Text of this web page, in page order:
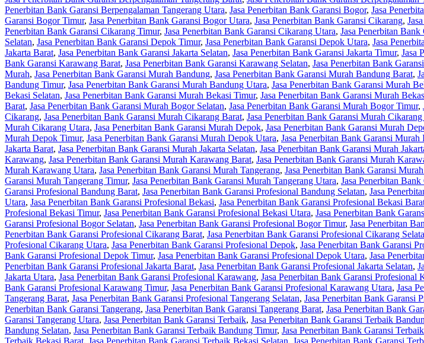
Penerbitan Bank Garansi Berpengalaman Tangerang Utara, Jasa Penerbitan Bank Garansi Bogor, Jasa
Garansi Bogor Timur, Jasa Penerbitan Bank Garansi Bogor Utara, Jasa Penerbitan Bank Garansi Cikarang,
Penerbitan Bank Garansi Cikarang Timur, Jasa Penerbitan Bank Garansi Cikarang Utara, Jasa Penerbitan
Selatan, Jasa Penerbitan Bank Garansi Depok Timur, Jasa Penerbitan Bank Garansi Depok Utara, Jasa
Jakarta Barat, Jasa Penerbitan Bank Garansi Jakarta Selatan, Jasa Penerbitan Bank Garansi Jakarta Timur, Jasa
Bank Garansi Karawang Barat, Jasa Penerbitan Bank Garansi Karawang Selatan, Jasa Penerbitan Bank
Murah, Jasa Penerbitan Bank Garansi Murah Bandung, Jasa Penerbitan Bank Garansi Murah Bandung Barat,
Bandung Timur, Jasa Penerbitan Bank Garansi Murah Bandung Utara, Jasa Penerbitan Bank Garansi Murah
Bekasi Selatan, Jasa Penerbitan Bank Garansi Murah Bekasi Timur, Jasa Penerbitan Bank Garansi Murah
Barat, Jasa Penerbitan Bank Garansi Murah Bogor Selatan, Jasa Penerbitan Bank Garansi Murah Bogor Timur,
Cikarang, Jasa Penerbitan Bank Garansi Murah Cikarang Barat, Jasa Penerbitan Bank Garansi Murah Cikarang
Murah Cikarang Utara, Jasa Penerbitan Bank Garansi Murah Depok, Jasa Penerbitan Bank Garansi Murah
Murah Depok Timur, Jasa Penerbitan Bank Garansi Murah Depok Utara, Jasa Penerbitan Bank Garansi Murah
Jakarta Barat, Jasa Penerbitan Bank Garansi Murah Jakarta Selatan, Jasa Penerbitan Bank Garansi Murah
Karawang, Jasa Penerbitan Bank Garansi Murah Karawang Barat, Jasa Penerbitan Bank Garansi Murah
Murah Karawang Utara, Jasa Penerbitan Bank Garansi Murah Tangerang, Jasa Penerbitan Bank Garansi
Garansi Murah Tangerang Timur, Jasa Penerbitan Bank Garansi Murah Tangerang Utara, Jasa Penerbitan
Garansi Profesional Bandung Barat, Jasa Penerbitan Bank Garansi Profesional Bandung Selatan, Jasa
Utara, Jasa Penerbitan Bank Garansi Profesional Bekasi, Jasa Penerbitan Bank Garansi Profesional Bekasi
Profesional Bekasi Timur, Jasa Penerbitan Bank Garansi Profesional Bekasi Utara, Jasa Penerbitan Bank
Garansi Profesional Bogor Selatan, Jasa Penerbitan Bank Garansi Profesional Bogor Timur, Jasa Penerbitan
Penerbitan Bank Garansi Profesional Cikarang Barat, Jasa Penerbitan Bank Garansi Profesional Cikarang
Profesional Cikarang Utara, Jasa Penerbitan Bank Garansi Profesional Depok, Jasa Penerbitan Bank Garansi
Bank Garansi Profesional Depok Timur, Jasa Penerbitan Bank Garansi Profesional Depok Utara, Jasa
Penerbitan Bank Garansi Profesional Jakarta Barat, Jasa Penerbitan Bank Garansi Profesional Jakarta Selatan,
Jakarta Utara, Jasa Penerbitan Bank Garansi Profesional Karawang, Jasa Penerbitan Bank Garansi Profesional
Bank Garansi Profesional Karawang Timur, Jasa Penerbitan Bank Garansi Profesional Karawang Utara, Jasa
Tangerang Barat, Jasa Penerbitan Bank Garansi Profesional Tangerang Selatan, Jasa Penerbitan Bank Garansi
Penerbitan Bank Garansi Tangerang, Jasa Penerbitan Bank Garansi Tangerang Barat, Jasa Penerbitan Bank
Garansi Tangerang Utara, Jasa Penerbitan Bank Garansi Terbaik, Jasa Penerbitan Bank Garansi Terbaik
Bandung Selatan, Jasa Penerbitan Bank Garansi Terbaik Bandung Timur, Jasa Penerbitan Bank Garansi